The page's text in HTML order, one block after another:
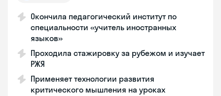
Окончила педагогический институт по
специальности «учитель иностранных
языков»
Проходила стажировку за рубежом и изучает
РЖЯ
Применяет технологии развития
критического мышления на уроках